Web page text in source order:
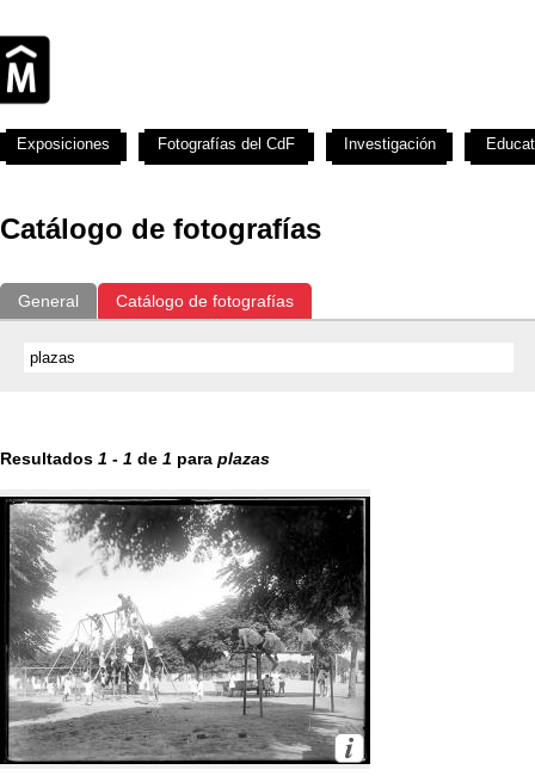
Catálogo de fotografías
General Catálogo de fotografías
Resultados 1 - 1 de 1 para plazas
Exposiciones Fotografías del CdF Investigación